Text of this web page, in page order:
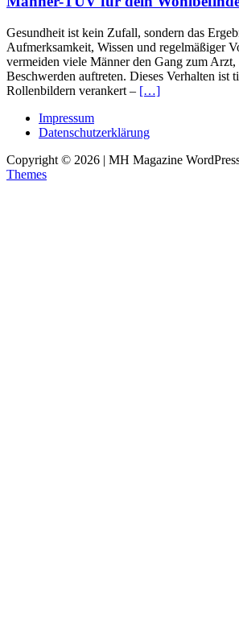
Gesundheit ist kein Zufall, sondern das
Aufmerksamkeit, Wissen und regelmäßiger
vermeiden viele Männer den Gang zum Arzt,
Beschwerden auftreten. Dieses Verhalten ist
Rollenbildern verankert – […]
Impressum
Datenschutzerklärung
Copyright © 2026 | MH Magazine
Themes